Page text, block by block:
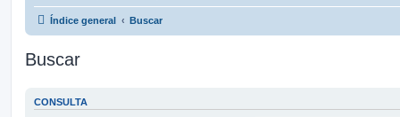
Índice general Buscar
Buscar
CONSULTA